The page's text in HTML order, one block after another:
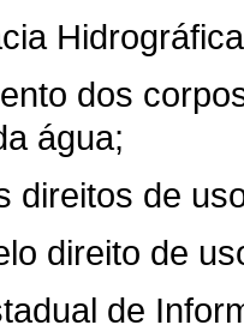
dos
água;
direitos de
direito de
de